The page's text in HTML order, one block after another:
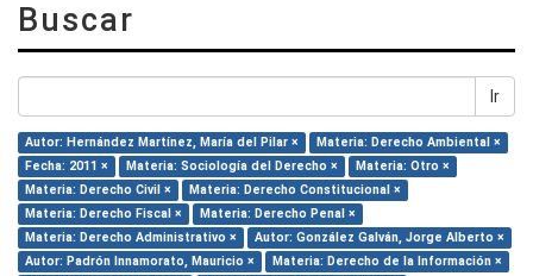
Buscar
Ir
Autor: Hernández Martínez, María del Pilar ×
Materia: Derecho Ambiental ×
Fecha: 2011 ×
Materia: Sociología del Derecho ×
Materia: Otro ×
Materia: Derecho Civil ×
Materia: Derecho Constitucional ×
Materia: Derecho Fiscal ×
Materia: Derecho Penal ×
Materia: Derecho Administrativo ×
Autor: González Galván, Jorge Alberto ×
Autor: Padrón Innamorato, Mauricio ×
Materia: Derecho de la Información ×